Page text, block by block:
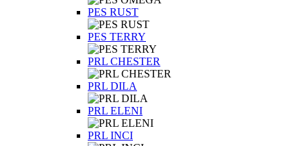
PES RUST
PES TERRY
PRL CHESTER
PRL DILA
PRL ELENI
PRL INCI